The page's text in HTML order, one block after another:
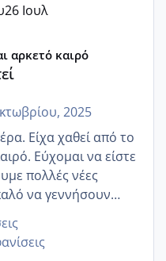
26 Ιουλ
αρκετό καιρό
2025
Είχα χαθεί από το
Εύχομαι να είστε
πολλές νέες
να γεννήσουν
Να πάρουν
αγκαλίτσα τους